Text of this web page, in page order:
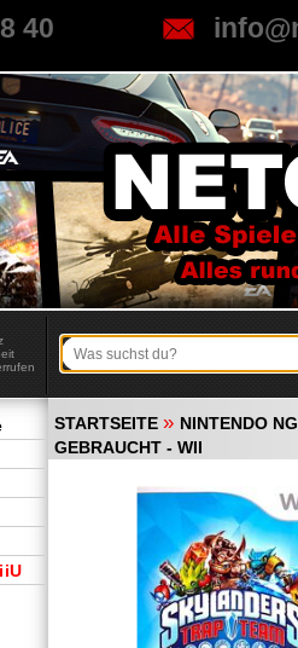
40
STARTSEITE » NINTENDO
GEBRAUCHT - WII